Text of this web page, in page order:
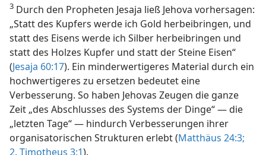
3 Durch den Propheten Jesaja ließ Jehova vorhersagen:
„Statt des Kupfers werde ich Gold herbeibringen, und
statt des Eisens werde ich Silber herbeibringen und
statt des Holzes Kupfer und statt der Steine Eisen“
(Jesaja 60:17). Ein minderwertigeres Material durch ein
hochwertigeres zu ersetzen bedeutet eine
Verbesserung. So haben Jehovas Zeugen die ganze
Zeit „des Abschlusses des Systems der Dinge“ — die
„letzten Tage“ — hindurch Verbesserungen ihrer
organisatorischen Strukturen erlebt (Matthäus 24:3;
2. Timotheus 3:1).